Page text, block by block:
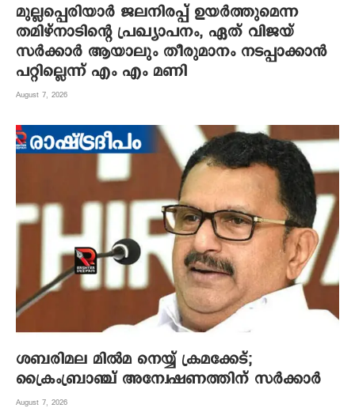
മുല്ലപ്പെരിയാർ ജലനിരപ്പ് ഉയർത്തുമെന്ന
തമിഴ്നാടിന്റെ പ്രഖ്യാപനം, ഏത് വിജയ്
സർക്കാർ ആയാലും തീരുമാനം നടപ്പാക്കാൻ
പറ്റില്ലെന്ന് എം എം മണി
August 7, 2026
ശബരിമല മില്‍മ നെയ്യ് ക്രമക്കേട്;
ക്രൈംബ്രാഞ്ച് അന്വേഷണത്തിന് സര്‍ക്കാര്‍
August 7, 2026